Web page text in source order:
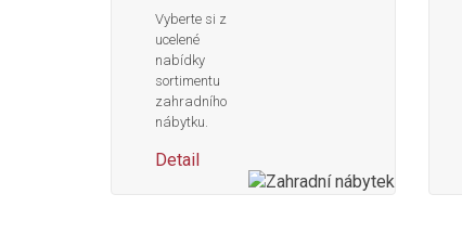
Vyberte si z
ucelené
nabídky
sortimentu
zahradního
nábytku.
Detail